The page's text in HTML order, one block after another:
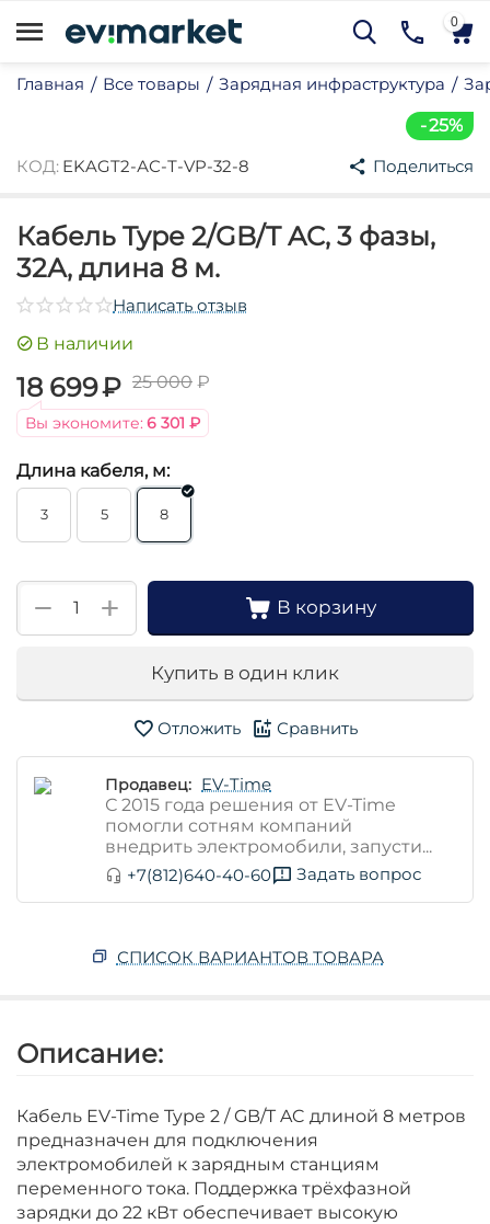
0
Главная / Все товары / Зарядная инфраструктура /
25%
КОД: EKAGT2-АС-Т-VP-32-8 Поделиться
Кабель Type 2/GB/T AC, 3 фазы,
32А, длина 8 м.
Написать отзыв
В наличии
18 699₽ 25 000 ₽
Вы экономите: 6 301 ₽
Длина кабеля, м:
3 5 8
+
− В корзину
Купить в один клик
Отложить Сравнить
Продавец: EV-Time
С 2015 года решения от EV-Time
помогли сотням компаний
внедрить электромобили, запусти...
+7(812)640-40-60
Задать вопрос
СПИСОК ВАРИАНТОВ ТОВАРА
Описание:
Кабель EV-Time Type 2 / GB/T AC длиной 8 метров
предназначен для подключения
электромобилей к зарядным станциям
переменного тока. Поддержка трёхфазной
зарядки до 22 кВт обеспечивает высокую